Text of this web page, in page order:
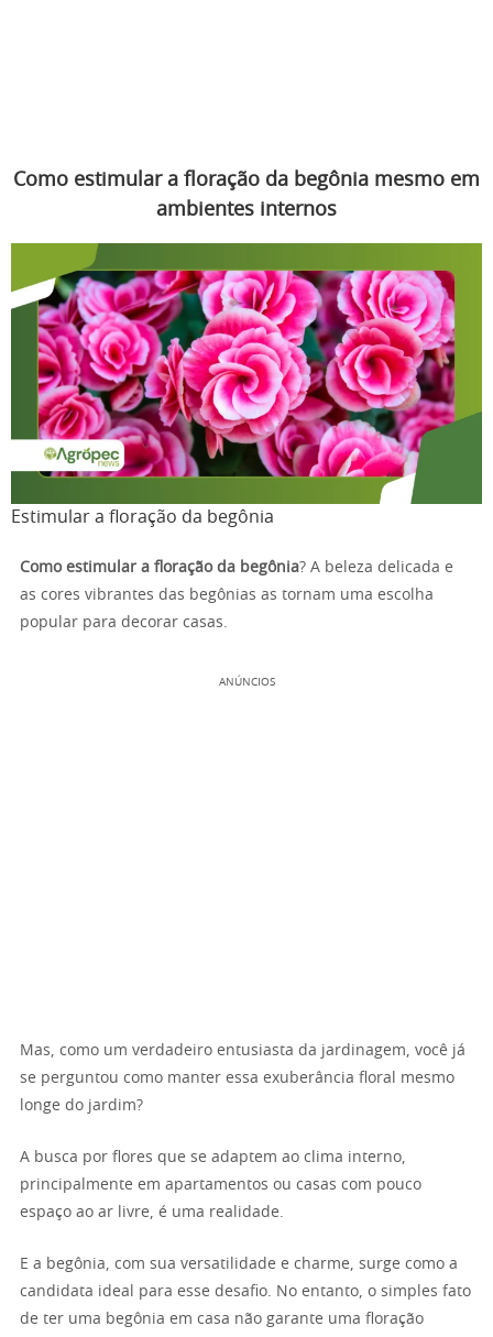
Como estimular a floração da begônia mesmo em
ambientes internos
Estimular a floração da begônia
Como estimular a floração da begônia? A beleza delicada e
as cores vibrantes das begônias as tornam uma escolha
popular para decorar casas.
ANÚNCIOS
Mas, como um verdadeiro entusiasta da jardinagem, você já
se perguntou como manter essa exuberância floral mesmo
longe do jardim?
A busca por flores que se adaptem ao clima interno,
principalmente em apartamentos ou casas com pouco
espaço ao ar livre, é uma realidade.
E a begônia, com sua versatilidade e charme, surge como a
candidata ideal para esse desafio. No entanto, o simples fato
de ter uma begônia em casa não garante uma floração